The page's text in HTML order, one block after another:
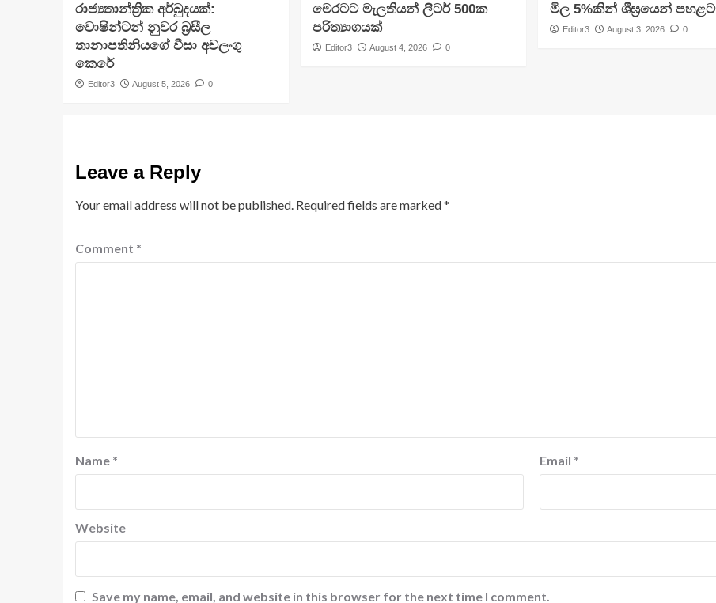
රාජ්‍යතාන්ත්‍රික අර්බුදයක්:
වොෂින්ටන් නුවර බ්‍රසීල
තානාපතිනියගේ වීසා අවලංගු
කෙරේ
Editor3 August 5, 2026 0
මෙරටට මැලතියන් ලීටර් 500ක
පරිත්‍යාගයක්
Editor3 August 4, 2026 0
මිල 5%කින් ශීඝ්‍රයෙන් පහළට
Editor3 August 3, 2026 0
Leave a Reply
Your email address will not be published. Required fields are marked*
Comment *
Name * Email *
Website
Save my name, email, and website in this browser for the next time I comment.